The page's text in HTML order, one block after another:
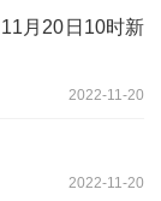
月20日10时新
2022-11-20
2022-11-20